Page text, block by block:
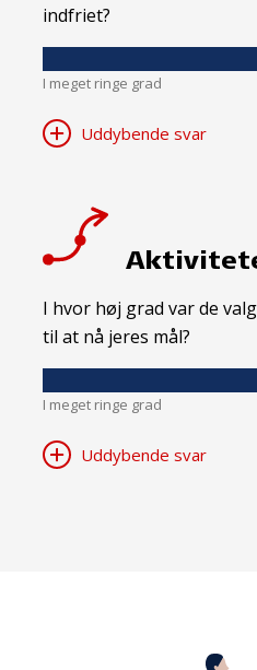
indfriet?
I meget ringe grad
Uddybende svar
I hvor høj grad var de
til at nå jeres mål?
I meget ringe grad
Uddybende svar